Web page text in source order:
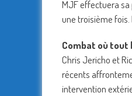
MJF effectuera sa
une troisième
Combat où tout
Chris Jericho et
récents
intervention